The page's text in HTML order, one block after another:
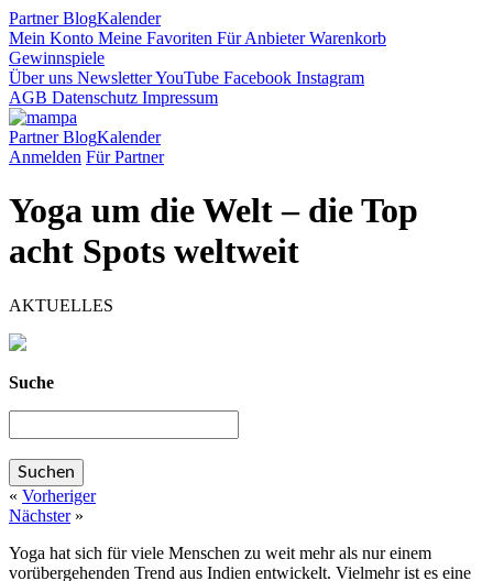
PartnerBlogKalender
Mein Konto Meine Favoriten Für AnbieterWarenkorb
Gewinnspiele
Über uns NewsletterYouTube Facebook Instagram
AGB Datenschutz Impressum
PartnerBlogKalender
Anmelden Für Partner
Yoga um die Welt – die Top
acht Spots weltweit
AKTUELLES
Suche
« Vorheriger
Nächster»
Yoga hat sich für viele Menschen zu weit mehr als nur einem
vorübergehenden Trend aus Indien entwickelt. Vielmehr ist es eine